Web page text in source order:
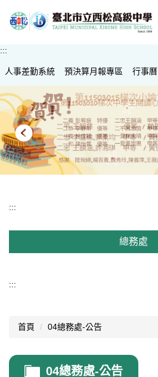
到
容
區
:::
人事差勤系統 預決算月報專區 行事曆
:::
總務處
公文處理
場地租借
:::
首頁 04總務處-公告
04總務處-公告